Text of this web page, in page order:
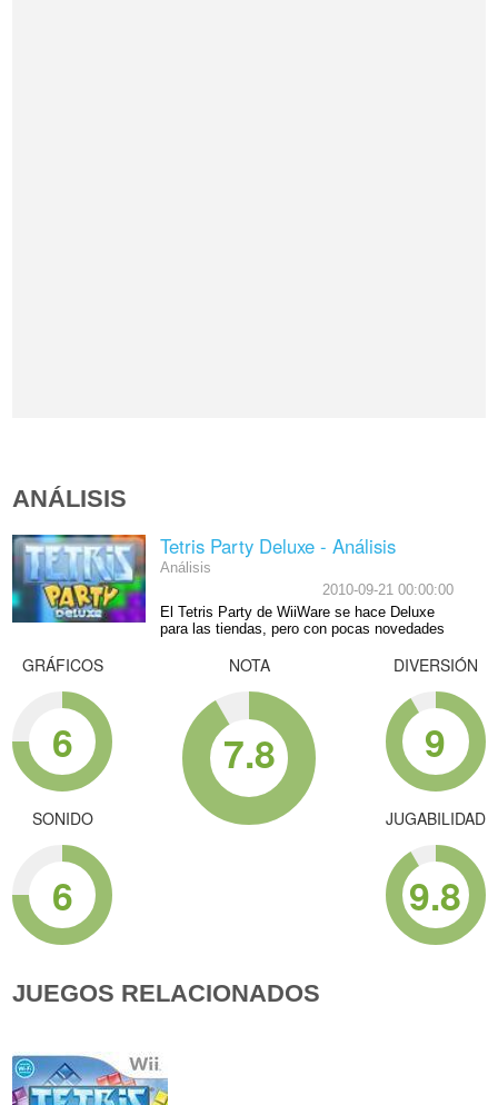
ANÁLISIS
Tetris Party Deluxe - Análisis
Análisis
2010-09-21 00:00:00
El Tetris Party de WiiWare se hace Deluxe
para las tiendas, pero con pocas novedades
GRÁFICOS
6
SONIDO
6
NOTA
7.8
DIVERSIÓN
9
JUGABILIDAD
9.8
JUEGOS RELACIONADOS